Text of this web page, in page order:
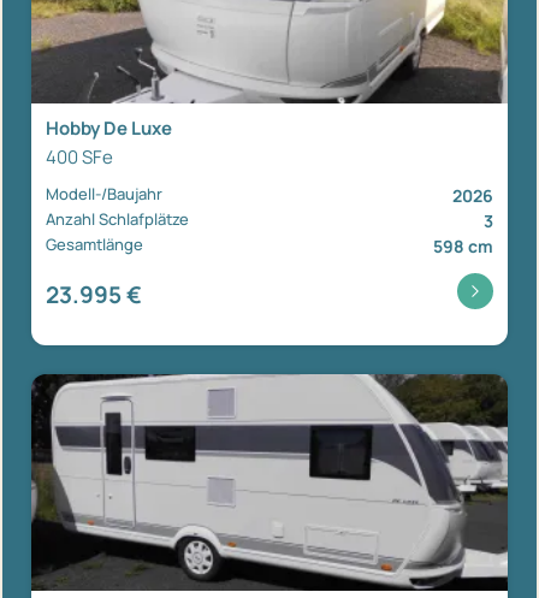
Hobby De Luxe
400 SFe
Modell-/Baujahr 2026
Anzahl Schlafplätze 3
Gesamtlänge 598 cm
23.995 €